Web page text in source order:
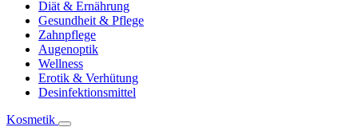
Diät & Ernährung
Gesundheit & Pflege
Zahnpflege
Augenoptik
Wellness
Erotik & Verhütung
Desinfektionsmittel
Kosmetik